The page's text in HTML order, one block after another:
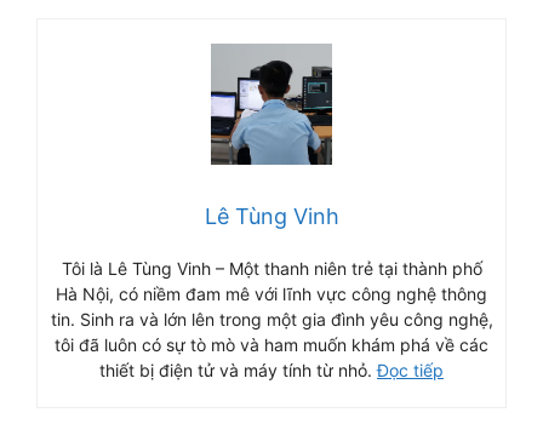
Lê Tùng Vinh
Tôi là Lê Tùng Vinh – Một thanh niên trẻ tại thành phố
Hà Nội, có niềm đam mê với lĩnh vực công nghệ thông
tin. Sinh ra và lớn lên trong một gia đình yêu công nghệ,
tôi đã luôn có sự tò mò và ham muốn khám phá về các
thiết bị điện tử và máy tính từ nhỏ.Đọc tiếp